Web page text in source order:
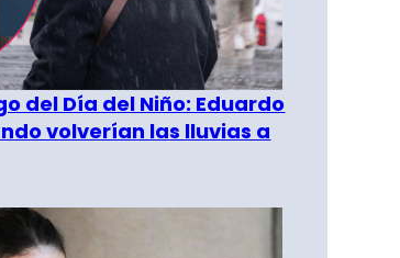
del Día del Niño: Eduardo
volverían las lluvias a